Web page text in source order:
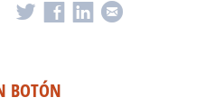
BOTÓN